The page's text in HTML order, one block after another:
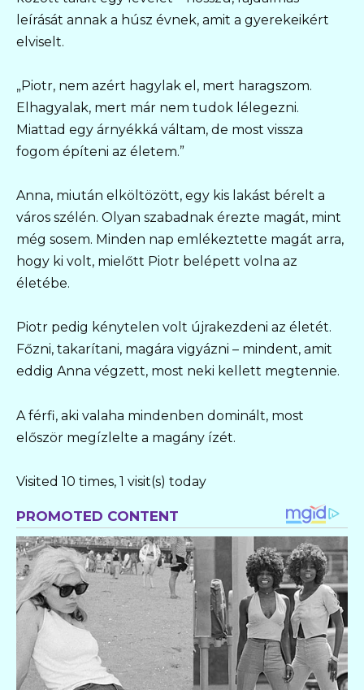
leírását annak a húsz évnek, amit a gyerekeikért
elviselt.
„Piotr, nem azért hagylak el, mert haragszom.
Elhagyalak, mert már nem tudok lélegezni.
Miattad egy árnyékká váltam, de most vissza
fogom építeni az életem.”
Anna, miután elköltözött, egy kis lakást bérelt a
város szélén. Olyan szabadnak érezte magát, mint
még sosem. Minden nap emlékeztette magát arra,
hogy ki volt, mielőtt Piotr belépett volna az
életébe.
Piotr pedig kénytelen volt újrakezdeni az életét.
Főzni, takarítani, magára vigyázni – mindent, amit
eddig Anna végzett, most neki kellett megtennie.
A férfi, aki valaha mindenben dominált, most
először megízlelte a magány ízét.
Visited 10 times, 1 visit(s) today